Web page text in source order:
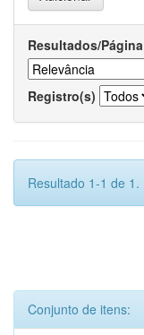
Resultados/Página
Registro(s)
Resultado 1-1 de 1.
Conjunto de itens: